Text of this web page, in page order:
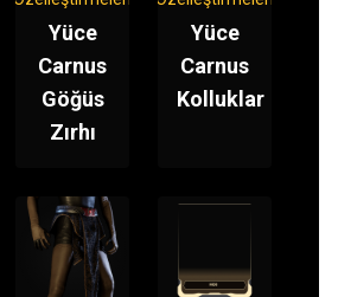
Yüce
Carnus
Göğüs
Zırhı
Yüce
Carnus
Kolluklar